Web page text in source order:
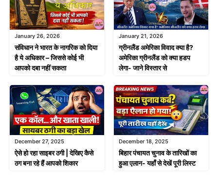
January 26, 2026
संविधान ने भारत के नागरिक को दिया
है ये अधिकार – जिससे कोई भी
आपको दबा नहीं सकता
January 21, 2026
ग्रीनलैंड अमेरिका विवाद क्या है?
अमेरिका ग्रीनलैंड को क्या हडप
लेगा- जाने विस्तार से
December 27, 2025
ऐसे हो रहा साइबर ठगी | देखिए कैसे
ठग बना रहे हैं आपको शिकार
December 18, 2025
बिहार पंचायत चुनाव के तारिखों का
हुआ एलान- यहाँ से देखें पूरी लिस्ट